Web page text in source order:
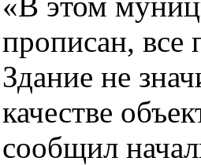
прописан, все
Здание не
качестве
сообщил